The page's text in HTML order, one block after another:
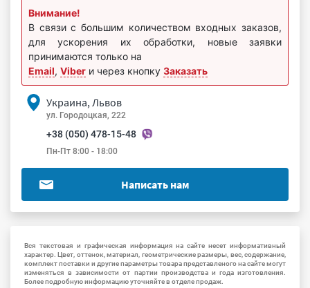
Внимание!
В связи с большим количеством входных заказов,
для ускорения их обработки, новые заявки
принимаются только на
Email, Viber и через кнопку Заказать
Украина, Львов
ул. Городоцкая, 222
+38 (050) 478-15-48
Пн-Пт 8:00 - 18:00
Написать нам
Вся текстовая и графическая информация на сайте несет информативный
характер. Цвет, оттенок, материал, геометрические размеры, вес, содержание,
комплект поставки и другие параметры товара представленого на сайте могут
изменяться в зависимости от партии производства и года изготовления.
Более подробную информацию уточняйте в отделе продаж.